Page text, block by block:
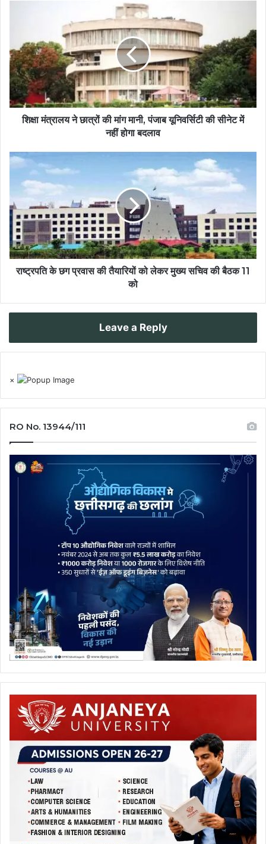
शिक्षा मंत्रालय ने छात्रों की मांग मानी, पंजाब यूनिवर्सिटी की सीनेट में
नहीं होगा बदलाव
राष्ट्रपति के छग प्रवास की तैयारियों को लेकर मुख्य सचिव की बैठक 11
को
Leave a Reply
×
RO No. 13944/111